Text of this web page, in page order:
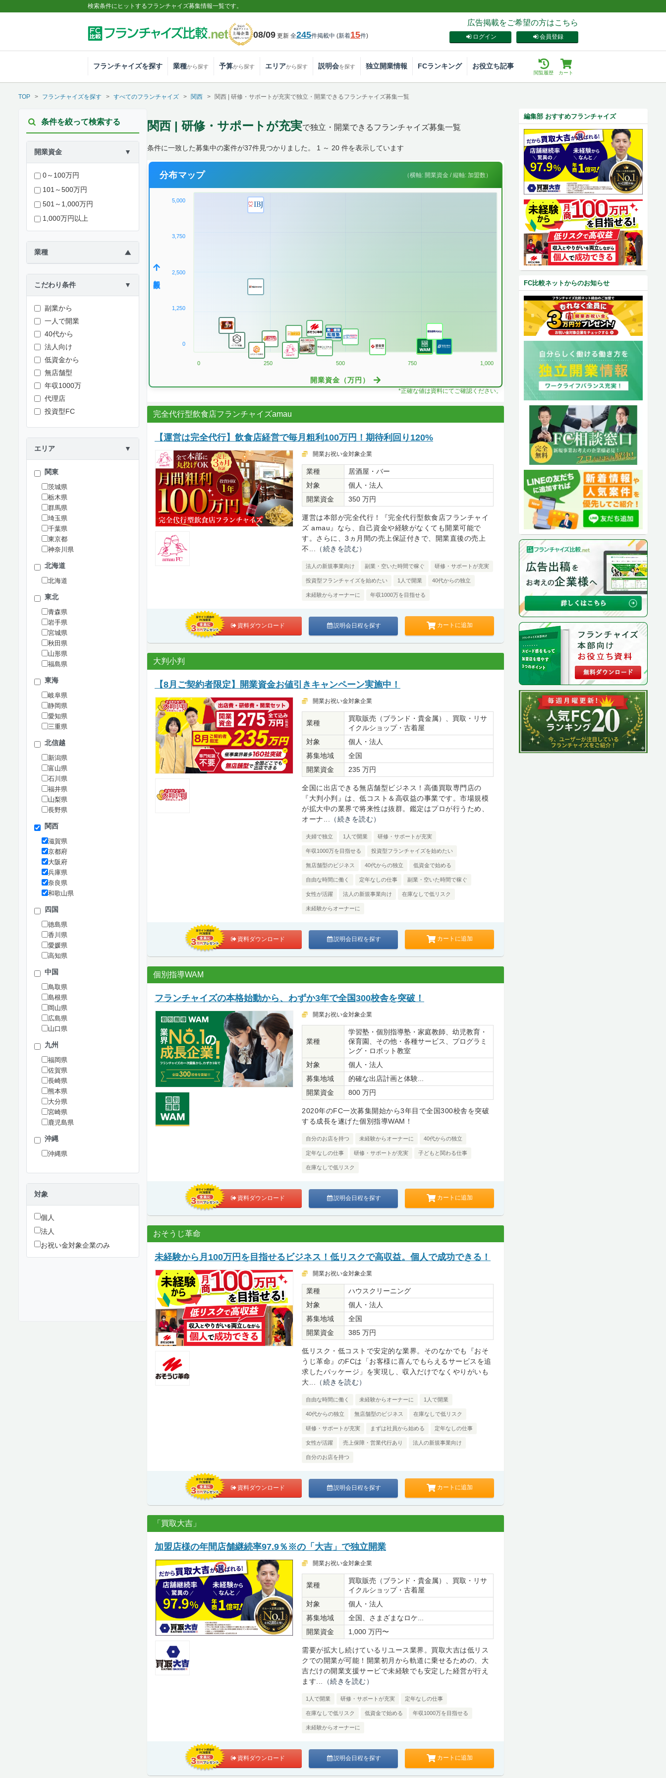
検索条件にヒットするフランチャイズ募集情報一覧です。
08/09 更新 全245件掲載中 (新着15件)
広告掲載をご希望の方はこちら
会員登録
ログイン
フランチャイズを探す 業種から探す 予算から探す エリアから探す 説明会を探す 独立開業情報 FCランキング お役立ち記事
カート
閲覧履歴
TOP フランチャイズを探す すべてのフランチャイズ 関西 関西 | 研修・サポートが充実で独立・開業できるフランチャイズ募集一覧
条件を絞って検索する
開業資金 ▼
0～100万円
101～500万円
501～1,000万円
1,000万円以上
業種 ▶
こだわり条件 ▼
副業から
一人で開業
40代から
法人向け
低資金から
無店舗型
年収1000万
代理店
投資型FC
エリア ▼
関東
茨城県
栃木県
群馬県
埼玉県
千葉県
東京都
神奈川県
北海道
北海道
東北
青森県
岩手県
宮城県
秋田県
山形県
福島県
東海
岐阜県
静岡県
愛知県
三重県
北信越
新潟県
富山県
石川県
福井県
山梨県
長野県
関西
滋賀県
京都府
大阪府
兵庫県
奈良県
和歌山県
四国
徳島県
香川県
愛媛県
高知県
中国
鳥取県
島根県
岡山県
広島県
山口県
九州
福岡県
佐賀県
長崎県
熊本県
大分県
宮崎県
鹿児島県
沖縄
沖縄県
対象
個人
法人
お祝い金対象企業のみ
関西 | 研修・サポートが充実で独立・開業できるフランチャイズ募集一覧
条件に一致した募集中の案件が37件見つかりました。 1 ～ 20 件を表示しています
分布マップ （横軸: 開業資金 / 縦軸: 加盟数）
5,000
3,750
2,500
1,250
0
0 250 500 750 1,000
開業資金（万円）
*正確な値は資料にてご確認ください。
完全代行型飲食店フランチャイズamau
【運営は完全代行】飲食店経営で毎月粗利100万円！期待利回り120%
開業お祝い金対象企業
業種
居酒屋・バー
対象
個人・法人
開業資金
350 万円
運営は本部が完全代行！『完全代行型飲食店フランチャイ
ズ amau』なら、自己資金や経験がなくても開業可能で
す。さらに、3ヵ月間の売上保証付きで、開業直後の売上
不...
（続きを読む）
法人の新規事業向け 副業・空いた時間で稼ぐ 研修・サポートが充実
投資型フランチャイズを始めたい 1人で開業 40代からの独立
未経験からオーナーに 年収1000万を目指せる
資料ダウンロード 説明会日程を探す カートに追加
大判小判
【8月ご契約者限定】開業資金お値引きキャンペーン実施中！
開業お祝い金対象企業
業種
買取販売（ブランド・貴金属）、買取・リサ
イクルショップ・古着屋
対象
個人・法人
募集地域
全国
開業資金
235 万円
全国に出店できる無店舗型ビジネス！高価買取専門店の
『大判小判』は、低コスト＆高収益の事業です。市場規模
が拡大中の業界で将来性は抜群。鑑定はプロが行うため、
オーナ...
（続きを読む）
夫婦で独立 1人で開業 研修・サポートが充実
年収1000万を目指せる 投資型フランチャイズを始めたい
無店舗型のビジネス 40代からの独立 低資金で始める
自由な時間に働く 定年なしの仕事 副業・空いた時間で稼ぐ
女性が活躍 法人の新規事業向け 在庫なしで低リスク
未経験からオーナーに
資料ダウンロード 説明会日程を探す カートに追加
個別指導WAM
フランチャイズの本格始動から、わずか3年で全国300校舎を突破！
開業お祝い金対象企業
業種
学習塾・個別指導塾・家庭教師、幼児教育・
保育園、その他・各種サービス、プログラミ
ング・ロボット教室
対象
個人・法人
募集地域
的確な出店計画と体験...
開業資金
800 万円
2020年のFC一次募集開始から3年目で全国300校舎を突破
する成長を遂げた個別指導WAM！
自分のお店を持つ 未経験からオーナーに 40代からの独立
定年なしの仕事 研修・サポートが充実 子どもと関わる仕事
在庫なしで低リスク
資料ダウンロード 説明会日程を探す カートに追加
おそうじ革命
未経験から月100万円を目指せるビジネス！低リスクで高収益。個人で成功できる！
開業お祝い金対象企業
業種
ハウスクリーニング
対象
個人・法人
募集地域
全国
開業資金
385 万円
低リスク・低コストで安定的な業界。そのなかでも『おそ
うじ革命』のFCは「お客様に喜んでもらえるサービスを追
求したパッケージ」を実現し、収入だけでなくやりがいも
大...
（続きを読む）
自由な時間に働く 未経験からオーナーに 1人で開業
40代からの独立 無店舗型のビジネス 在庫なしで低リスク
研修・サポートが充実 まずは社員から始める 定年なしの仕事
女性が活躍 売上保障・営業代行あり 法人の新規事業向け
自分のお店を持つ
資料ダウンロード 説明会日程を探す カートに追加
「買取大吉」
加盟店様の年間店舗継続率97.9％※の「大吉」で独立開業
開業お祝い金対象企業
業種
買取販売（ブランド・貴金属）、買取・リサ
イクルショップ・古着屋
対象
個人・法人
募集地域
全国、さまざまなロケ...
開業資金
1,000 万円〜
需要が拡大し続けているリユース業界。買取大吉は低リス
クでの開業が可能！開業初月から軌道に乗せるための、大
吉だけの開業支援サービで未経験でも安定した経営が行え
ます...
（続きを読む）
1人で開業 研修・サポートが充実 定年なしの仕事
在庫なしで低リスク 低資金で始める 年収1000万を目指せる
未経験からオーナーに
資料ダウンロード 説明会日程を探す カートに追加
編集部 おすすめフランチャイズ
FC比較ネットからのお知らせ